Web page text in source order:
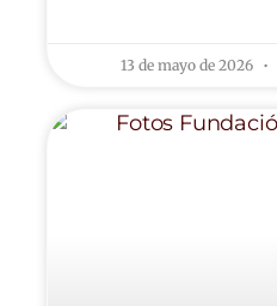
13 de mayo de 2026